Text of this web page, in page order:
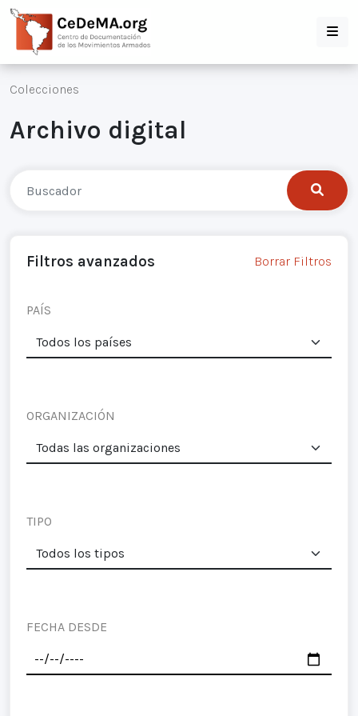
Colecciones
Archivo digital
Filtros avanzados Borrar Filtros
PAÍS
ORGANIZACIÓN
TIPO
FECHA DESDE